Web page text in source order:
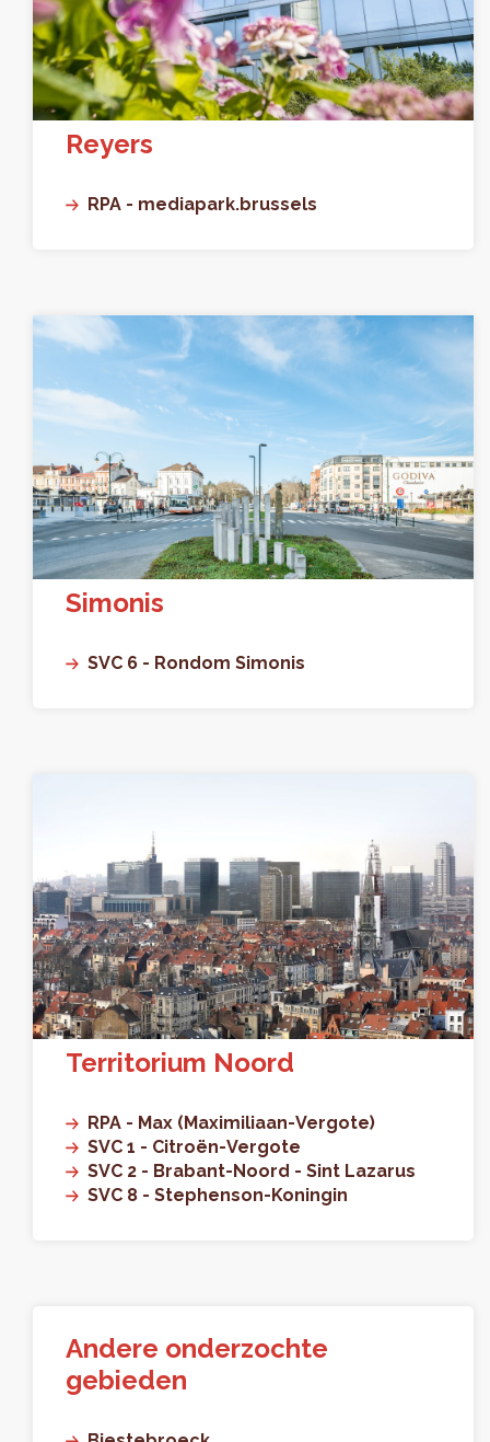
Reyers
RPA - mediapark.brussels
Simonis
SVC 6 - Rondom Simonis
Territorium Noord
RPA - Max (Maximiliaan-Vergote)
SVC 1 - Citroën-Vergote
SVC 2 - Brabant-Noord - Sint Lazarus
SVC 8 - Stephenson-Koningin
Andere onderzochte
gebieden